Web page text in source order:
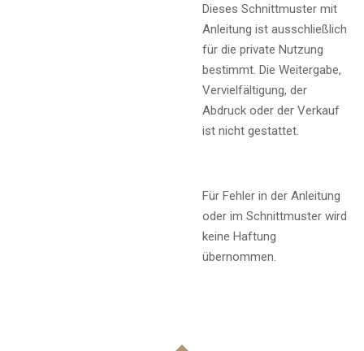
Dieses Schnittmuster mit
Anleitung ist ausschließlich
für die private Nutzung
bestimmt. Die Weitergabe,
Vervielfältigung, der
Abdruck oder der Verkauf
ist nicht gestattet.
Für Fehler in der Anleitung
oder im Schnittmuster wird
keine Haftung
übernommen.